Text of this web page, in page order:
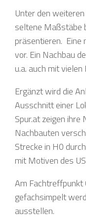
Unter den
seltene Maßstäbe
präsentieren. Eine
vor. Ein Nachbau
u.a. auch mit
Ergänzt wird die
Ausschnitt einer
Spur.at zeigen
Nachbauten
Strecke in H0
mit Motiven des
Am Fachtreffpunkt
gefachsimpelt
ausstellen.